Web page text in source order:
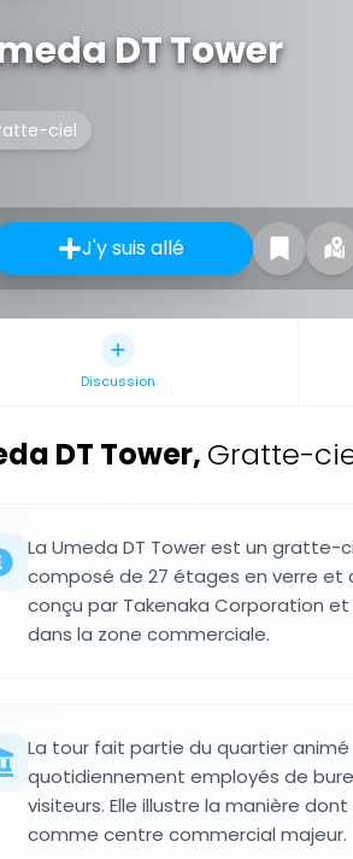
DT Tower
ciel
J'y suis allé
Discussion
DT Tower, Gratte-
La Umeda DT Tower est un gratte-
composé de 27 étages en verre et
conçu par Takenaka Corporation
dans la zone commerciale.
La tour fait partie du quartier
quotidiennement employés de
visiteurs. Elle illustre la manière
comme centre commercial majeur.